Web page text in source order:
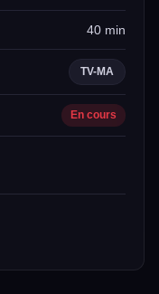
40 min
TV-MA
En cours